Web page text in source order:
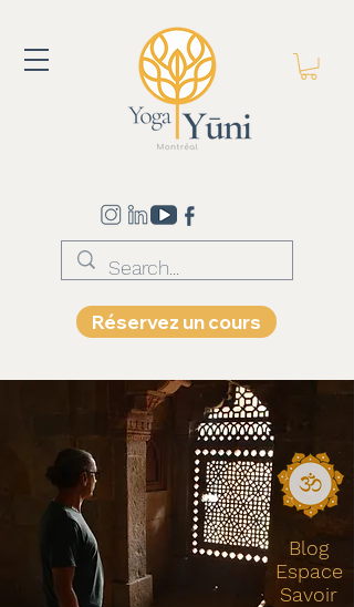
Réservez un cours
Blog
Espace
Savoir